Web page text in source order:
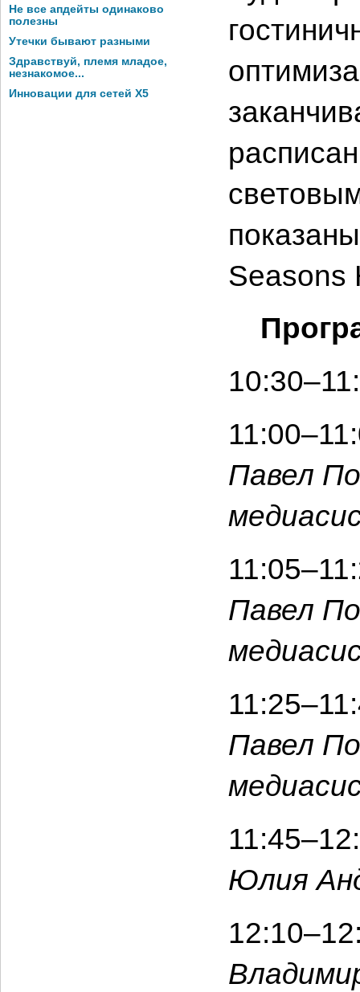
Не все апдейты одинаково
полезны
Утечки бывают разными
Здравствуй, племя младое,
незнакомое...
Инновации для сетей X5
Seasons
Павел
Павел
Павел
Юлия